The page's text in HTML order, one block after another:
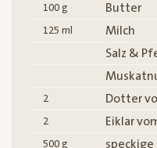
100 g Butter
125 ml
Milch
Salz &
2 Dotter
2 Eiklar
500 g speckige